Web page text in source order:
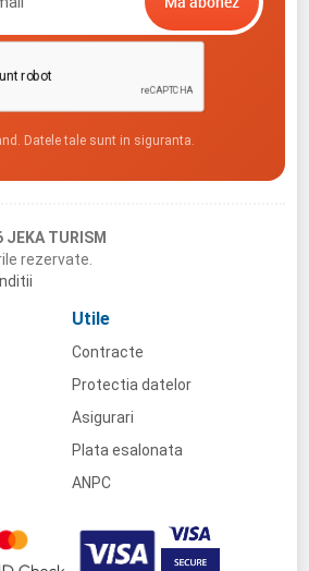
Datele tale sunt in siguranta.
TURISM
rezervate.
Utile
Contracte
Protectia datelor
Asigurari
Plata esalonata
ANPC